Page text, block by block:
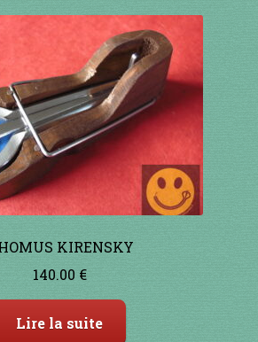
une guimbarde….
la guimbarde….
de ventes et mentions
KIRENSKY
140.00 €
Lire la suite